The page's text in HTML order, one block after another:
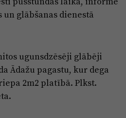
Par laikrakstu
Ētikas kodekss
Lietošanas noteikumi
un glābšanas dienestā
ugunsdzēsēji glābēji
Ādažu pagastu, kur dega
2m2 platībā. Plkst.